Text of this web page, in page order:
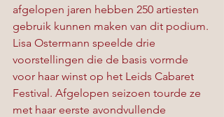
afgelopen jaren hebben 250 artiesten
gebruik kunnen maken van dit podium.
Lisa Ostermann speelde drie
voorstellingen die de basis vormde
voor haar winst op het Leids Cabaret
Festival. Afgelopen seizoen tourde ze
met haar eerste avondvullende